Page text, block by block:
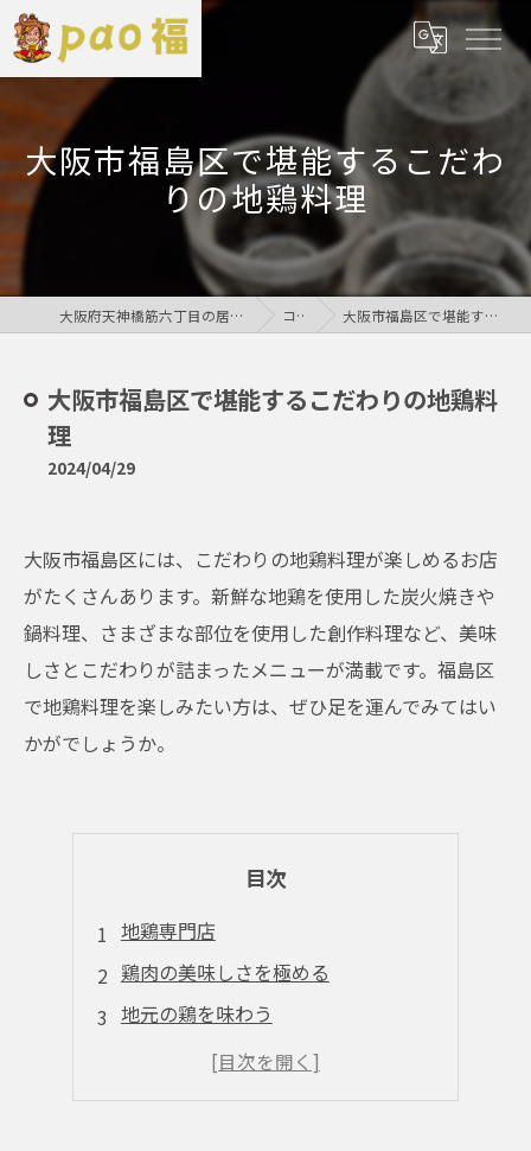
大阪市福島区で堪能するこだわ
りの地鶏料理
大阪府天神橋筋六丁目の居酒屋なら鶏居酒屋pao福 コラム 大阪市福島区で堪能するこだわりの地鶏料理
大阪市福島区で堪能するこだわりの地鶏料
理
2024/04/29
大阪市福島区には、こだわりの地鶏料理が楽しめるお店
がたくさんあります。新鮮な地鶏を使用した炭火焼きや
鍋料理、さまざまな部位を使用した創作料理など、美味
しさとこだわりが詰まったメニューが満載です。福島区
で地鶏料理を楽しみたい方は、ぜひ足を運んでみてはい
かがでしょうか。
目次
地鶏専門店
鶏肉の美味しさを極める
地元の鶏を味わう
福島区の有名店から隠れた名店まで
箕面の山を育んだ地鶏